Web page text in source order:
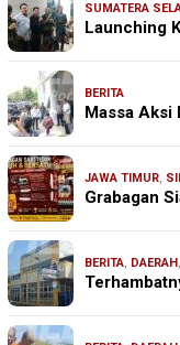
SUMATERA
Launching
BERITA
Massa Aksi
JAWA TIMUR,
Grabagan
BERITA, DAERAH ,